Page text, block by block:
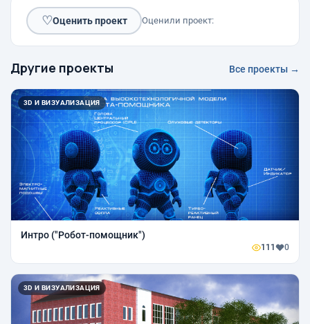
♡Оценить проект Оценили проект:
Другие проекты Все проекты →
3D И ВИЗУАЛИЗАЦИЯ
Интро ("Робот-помощник")
111 0
3D И ВИЗУАЛИЗАЦИЯ